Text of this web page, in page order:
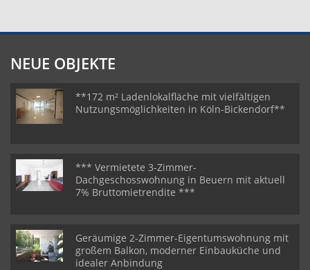
NEUE OBJEKTE
**172 m² Ladenlokalfläche mit vielfältigen
Nutzungsmöglichkeiten in Köln-Bickendorf**
*** Vermietete 3-Zimmer-
Dachgeschosswohnung in Beuern mit aktuell
7% Bruttomietrendite ***
Geräumige 2-Zimmer-Eigentumswohnung mit
großem Balkon, moderner Einbauküche und
idealer Anbindung